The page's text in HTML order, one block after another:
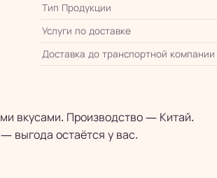
Тип Продукции
Услуги по доставке
Доставка до транспортной компании
вкусами. Производство — Китай.
выгода остаётся у вас.